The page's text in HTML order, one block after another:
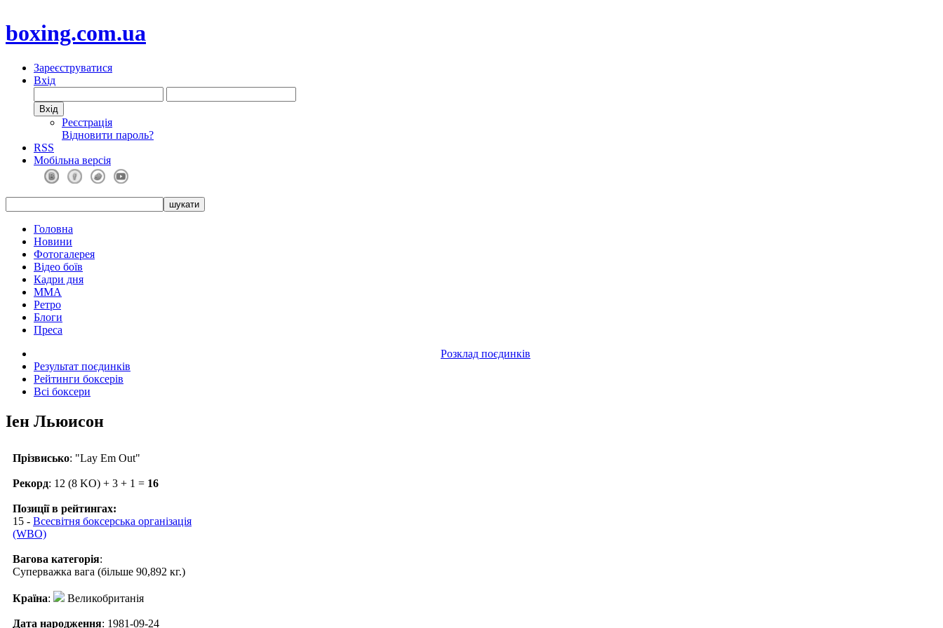
boxing.com.ua
Зареєструватися
Вхід
Реєстрація
Відновити пароль?
RSS
Мобільна версія
Головна
Новини
Фотогалерея
Відео боїв
Кадри дня
ММА
Ретро
Блоги
Преса
Розклад поєдинків
Результат поєдинків
Рейтинги боксерів
Всі боксери
Іен Льюисон
Прізвисько: "Lay Em Out"
Рекорд: 12 (8 KO) + 3 + 1 = 16
Позиції в рейтингах:
15 - Всесвітня боксерська організація
(WBO)
Вагова категорія:
Суперважка вага (більше 90,892 кг.)
Країна: Великобританія
Дата народження: 1981-09-24